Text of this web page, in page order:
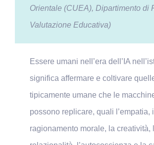
Orientale (CUEA), Dipartimento di
Valutazione Educativa)
Essere umani nell’era dell’IA
significa affermare e coltivare
tipicamente umane che le
possono replicare, quali l’empatia, il
ragionamento morale, la creatività,